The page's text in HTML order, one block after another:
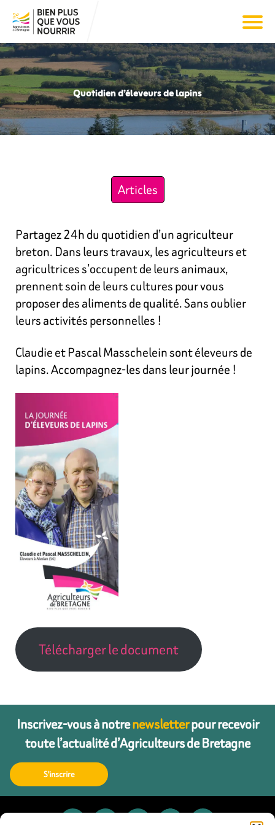
Quotidien d’éleveurs de lapins
Articles
Partagez 24h du quotidien d’un agriculteur
breton. Dans leurs travaux, les agriculteurs et
agricultrices s’occupent de leurs animaux,
prennent soin de leurs cultures pour vous
proposer des aliments de qualité. Sans oublier
leurs activités personnelles !
Claudie et Pascal Masschelein sont éleveurs de
lapins. Accompagnez-les dans leur journée !
Télécharger le document
Inscrivez-vous à notrenewsletterpour recevoir
toute l’actualité d’Agriculteurs de Bretagne
S'inscrire